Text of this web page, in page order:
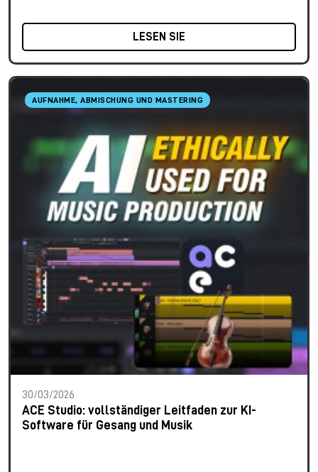
LESEN SIE
AUFNAHME, ABMISCHUNG UND MASTERING
30/03/2026
ACE Studio: vollständiger Leitfaden zur KI-
Software für Gesang und Musik